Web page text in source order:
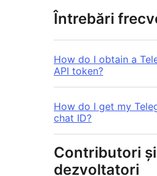
Întrebări
How do I obtain a
API token?
How do I get my
chat ID?
Contributori și
dezvoltatori